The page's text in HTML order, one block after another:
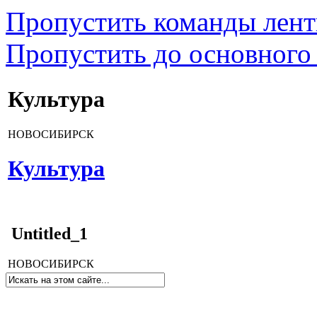
Пропустить команды
Пропустить до основного
Культура
НОВОСИБИРСК
Культура
Untitled_1
НОВОСИБИРСК